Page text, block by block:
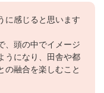
に感じると思います
、頭の中でイメージ
うになり、田舎や都
の融合を楽しむこと